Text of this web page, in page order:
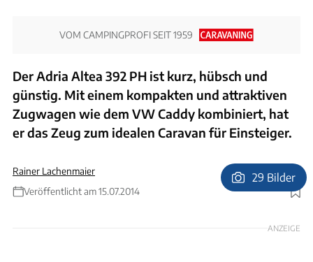
VOM CAMPINGPROFI SEIT 1959
Der Adria Altea 392 PH ist kurz, hübsch und
günstig. Mit einem kompakten und attraktiven
Zugwagen wie dem VW Caddy kombiniert, hat
er das Zeug zum idealen Caravan für Einsteiger.
Rainer Lachenmaier
Veröffentlicht am 15.07.2014
Foto: Ingolf Pompe
29 Bilder
ANZEIGE